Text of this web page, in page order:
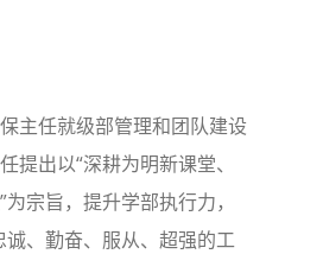
主任就级部管理和团队建设
提出以“深耕为明新课堂、
宗旨，提升学部执行力，
诚、勤奋、服从、超强的工